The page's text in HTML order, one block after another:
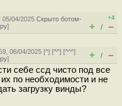
05/04/2025Скрыто ботом-
]
+4
+ / –
06/04/2025 [^] [^^] [^^^]
] + / –
себе ссд чисто под все
по необходимости и не
загрузку винды?